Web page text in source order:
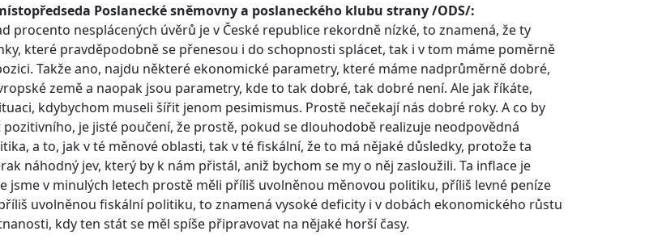
místopředseda Poslanecké sněmovny a poslaneckého klubu strany /ODS/:
procento nesplácených úvěrů je v České republice rekordně nízké, to znamená, že ty
které pravděpodobně se přenesou i do schopnosti splácet, tak i v tom máme poměrně
Takže ano, najdu některé ekonomické parametry, které máme nadprůměrně dobré,
země a naopak jsou parametry, kde to tak dobré, tak dobré není. Ale jak říkáte,
kdybychom museli šířit jenom pesimismus. Prostě nečekají nás dobré roky. A co by
je jisté poučení, že prostě, pokud se dlouhodobě realizuje neodpovědná
a to, jak v té měnové oblasti, tak v té fiskální, že to má nějaké důsledky, protože ta
náhodný jev, který by k nám přistál, aniž bychom se my o něj zasloužili. Ta inflace je
jsme v minulých letech prostě měli příliš uvolněnou měnovou politiku, příliš levné peníze
uvolněnou fiskální politiku, to znamená vysoké deficity i v dobách ekonomického růstu
kdy ten stát se měl spíše připravovat na nějaké horší časy.